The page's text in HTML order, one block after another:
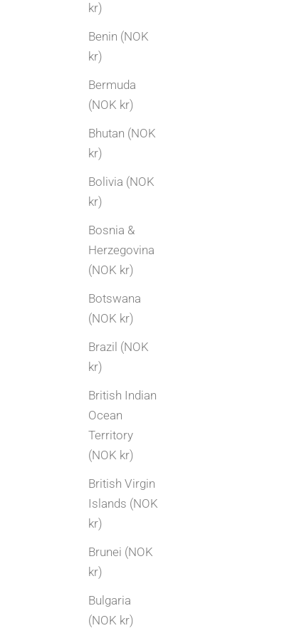
kr)
Benin (NOK
kr)
Bermuda
(NOK kr)
Bhutan (NOK
kr)
Bolivia (NOK
kr)
Bosnia &
Herzegovina
(NOK kr)
Botswana
(NOK kr)
Brazil (NOK
kr)
British Indian
Ocean
Territory
(NOK kr)
British Virgin
Islands (NOK
kr)
Brunei (NOK
kr)
Bulgaria
(NOK kr)
Selge gull og sølv
Arvede smykker | Slik tar du vare på familiens
gull og sølv